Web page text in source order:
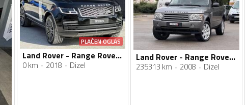
PLAĆEN OGLAS
Land Rover - Range Rover - 3.0
0 km 2018 Dizel
Land Rover - Range Rover - VOGUE 3,6 TDV8 BI TURBO NA IME KUPCA FULL
235313 km 2008 Dizel